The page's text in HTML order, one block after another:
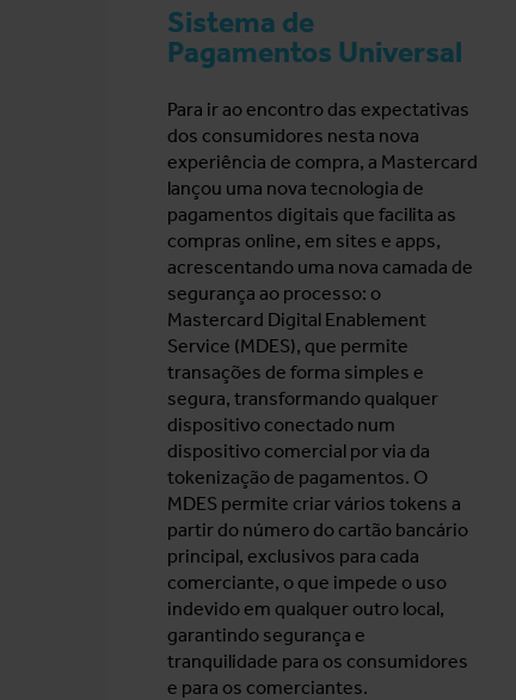
Sistema de
Pagamentos Universal
Para ir ao encontro das expectativas
dos consumidores nesta nova
experiência de compra, a Mastercard
lançou uma nova tecnologia de
pagamentos digitais que facilita as
compras online, em sites e apps,
acrescentando uma nova camada de
segurança ao processo: o
Mastercard Digital Enablement
Service (MDES), que permite
transações de forma simples e
segura, transformando qualquer
dispositivo conectado num
dispositivo comercial por via da
tokenização de pagamentos. O
MDES permite criar vários tokens a
partir do número do cartão bancário
principal, exclusivos para cada
comerciante, o que impede o uso
indevido em qualquer outro local,
garantindo segurança e
tranquilidade para os consumidores
e para os comerciantes.